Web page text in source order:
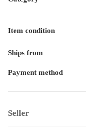
Item condition
Ships from
Payment method
Seller